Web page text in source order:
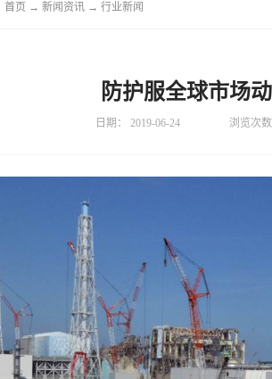
首页 → 新闻资讯 → 行业新闻
防护服全球市场
日期： 2019-06-24 浏览次